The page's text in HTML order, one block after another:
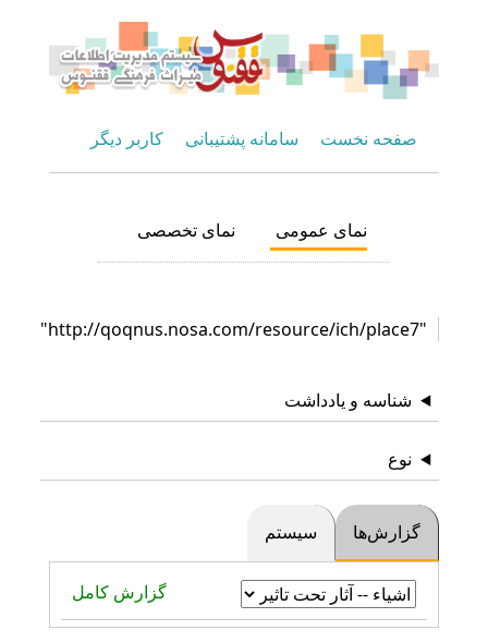
صفحه نخست سامانه پشتیبانی کاربر دیگر
نمای عمومی نمای تخصصی
"http://qoqnus.nosa.com/resource/ich/place7"
شناسه و یادداشت
نوع
گزارش‌ها سیستم
گزارش کامل